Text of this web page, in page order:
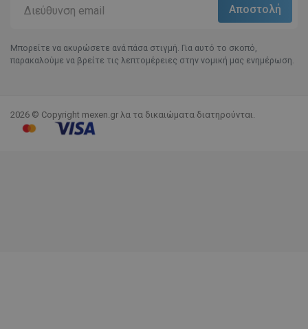
Μπορείτε να ακυρώσετε ανά πάσα στιγμή. Για αυτό το σκοπό,
παρακαλούμε να βρείτε τις λεπτομέρειες στην νομική μας ενημέρωση.
2026 © Copyright mexen.gr λα τα δικαιώματα διατηρούνται.